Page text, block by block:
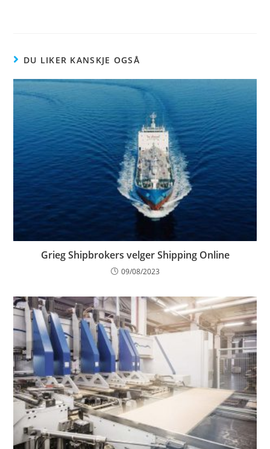
DU LIKER KANSKJE OGSÅ
Grieg Shipbrokers velger Shipping Online
09/08/2023